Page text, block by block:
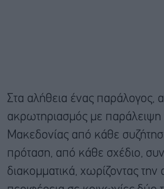
Στα αλήθεια ένας παράλογος,
ακρωτηριασμός με παράλειψη
Μακεδονίας από κάθε
πρόταση, από κάθε σχέδιο,
διακομματικά, χωρίζοντας την